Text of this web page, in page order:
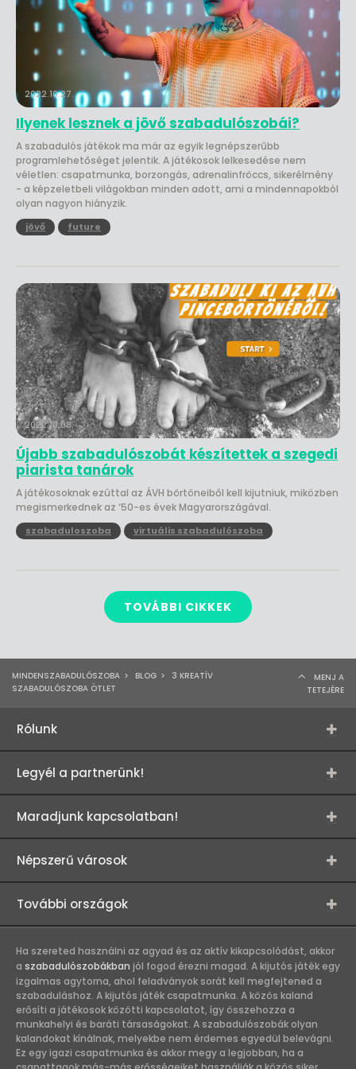
2022.10.27.
Ilyenek lesznek a jövő szabadulószobái?
A szabadulós játékok ma már az egyik legnépszerűbb
programlehetőséget jelentik. A játékosok lelkesedése nem
véletlen: csapatmunka, borzongás, adrenalinfröccs, sikerélmény
- a képzeletbeli világokban minden adott, ami a mindennapokból
olyan nagyon hiányzik.
jövő future
2022.10.08.
Újabb szabadulószobát készítettek a szegedi
piarista tanárok
A játékosoknak ezúttal az ÁVH börtöneiből kell kijutniuk, miközben
megismerkednek az ‘50-es évek Magyarországával.
szabaduloszoba virtuális szabadulószoba
TOVÁBBI CIKKEK
MINDENSZABADULÓSZOBA > BLOG >
3 KREATÍV
SZABADULÓSZOBA ÖTLET
MENJ A
TETEJÉRE
Rólunk
Legyél a partnerünk!
Maradjunk kapcsolatban!
Népszerű városok
További országok
Ha szereted használni az agyad és az aktív kikapcsolódást, akkor
a szabadulószobákban jól fogod érezni magad. A kijutós játék egy
izgalmas agytorna, ahol feladványok sorát kell megfejtened a
szabaduláshoz. A kijutós játék csapatmunka. A közös kaland
erősíti a játékosok közötti kapcsolatot, így összehozza a
munkahelyi és baráti társaságokat. A szabadulószobák olyan
kalandokat kínálnak, melyekbe nem érdemes egyedül belevágni.
Ez egy igazi csapatmunka és akkor megy a legjobban, ha a